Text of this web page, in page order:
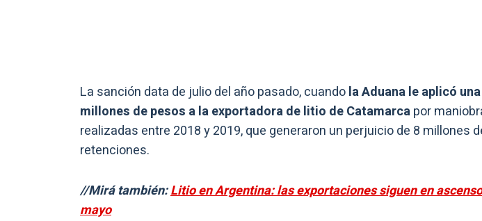
La sanción data de julio del año pasado, cuandola Aduana le aplicó
millones de pesos a la exportadora de litio de Catamarcapor
realizadas entre 2018 y 2019, que generaron un perjuicio de 8 millones
retenciones.
//Mirá también:Litio en Argentina: las exportaciones siguen en
mayo